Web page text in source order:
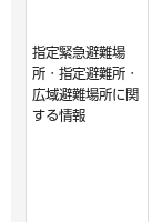
指定緊急避難場
所・指定避難所・
広域避難場所に関
する情報